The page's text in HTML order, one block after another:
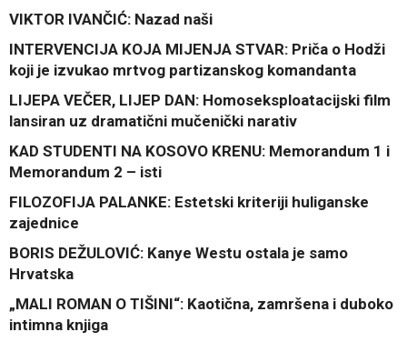
VIKTOR IVANČIĆ: Nazad naši
INTERVENCIJA KOJA MIJENJA STVAR: Priča o Hodži
koji je izvukao mrtvog partizanskog komandanta
LIJEPA VEČER, LIJEP DAN: Homoseksploatacijski film
lansiran uz dramatični mučenički narativ
KAD STUDENTI NA KOSOVO KRENU: Memorandum 1 i
Memorandum 2 – isti
FILOZOFIJA PALANKE: Estetski kriteriji huliganske
zajednice
BORIS DEŽULOVIĆ: Kanye Westu ostala je samo
Hrvatska
„MALI ROMAN O TIŠINI“: Kaotična, zamršena i duboko
intimna knjiga